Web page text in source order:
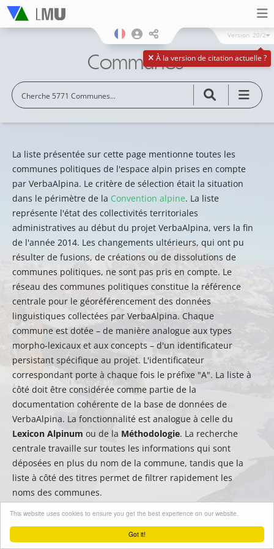
Got it!
This website uses cookies to ensure you get the best experience on our website.
À la version de citation actuelle ?
Version 20/2
Communes
La liste présentée sur cette page mentionne toutes les
communes politiques de l'espace alpin prises en compte
par VerbaAlpina. Le critère de sélection était la situation
dans le périmètre de la Convention alpine. La liste
représente l'état des collectivités territoriales
administratives au début du projet VerbaAlpina, vers la fin
de l'année 2014. Les changements ultérieurs, qui ont pu
résulter de fusions, de créations ou de dissolutions de
communes politiques, ne sont pas pris en compte. Le
réseau des communes politiques constitue la référence
centrale pour le géoréférencement des données
linguistiques collectées par VerbaAlpina. Chaque
commune est dotée – de manière analogue aux types
morpho-lexicaux et aux concepts – d'un identificateur
persistant spécifique au projet. L'identificateur
correspondant porte à chaque fois le préfixe "A". La liste à
côté doit être considérée comme partie de la
documentation cohérente de la base de données de
VerbaAlpina. La fonctionnalité est analogue à celle du
Lexicon Alpinum ou de la Méthodologie. La recherche
centrale travaille sur toutes les informations qui sont
déposées en plus du nom de la commune, tandis que la
liste à côté des titres permet de filtrer rapidement les
noms des communes.